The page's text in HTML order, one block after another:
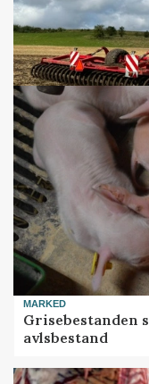
MARKED
Grisebestanden
avlsbestand